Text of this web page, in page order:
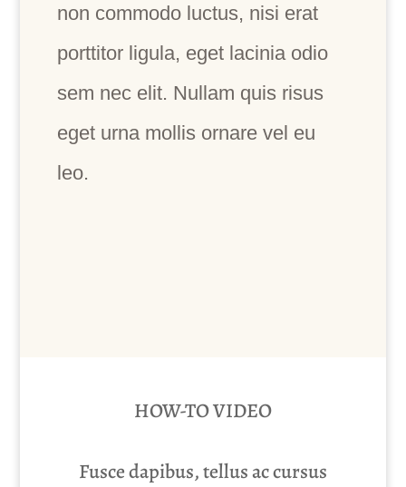
non commodo luctus, nisi erat
porttitor ligula, eget lacinia odio
sem nec elit. Nullam quis risus
eget urna mollis ornare vel eu
leo.
HOW-TO VIDEO
Fusce dapibus, tellus ac cursus